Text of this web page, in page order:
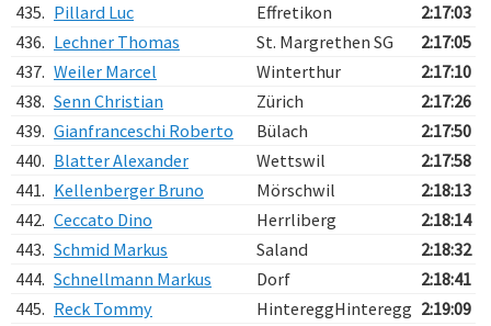
435. Pillard Luc Effretikon
2:17:03
436. Lechner Thomas St. Margrethen SG
2:17:05
437. Weiler Marcel Winterthur
2:17:10
438. Senn Christian Zürich
2:17:26
439. Gianfranceschi Roberto Bülach
2:17:50
440. Blatter Alexander Wettswil
2:17:58
441. Kellenberger Bruno Mörschwil
2:18:13
442. Ceccato Dino Herrliberg
2:18:14
443. Schmid Markus Saland
2:18:32
444. Schnellmann Markus Dorf
2:18:41
445. Reck Tommy HintereggHinteregg 2:19:09